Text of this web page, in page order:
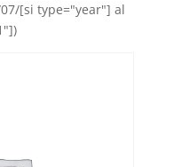
[si type="year"] al